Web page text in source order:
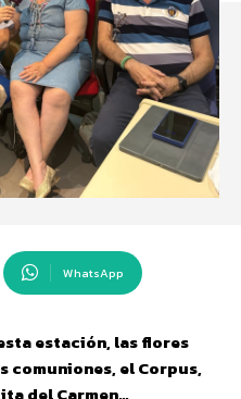
WhatsApp
estación, las flores
comuniones, el Corpus,